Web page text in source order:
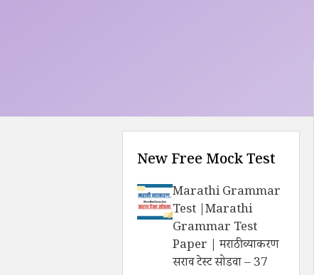
New Free Mock Test
Marathi Grammar
Test |Marathi
Grammar Test
Paper | मराठी व्याकरण
सराव टेस्ट सोडवा – 37